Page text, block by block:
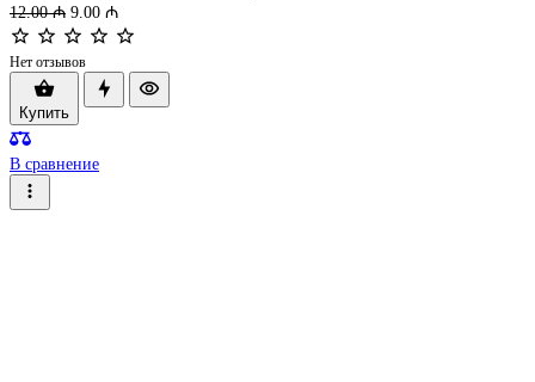
12.00 ₼ 9.00 ₼
Нет отзывов
Купить
В сравнение